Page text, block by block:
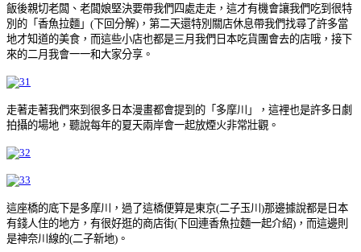
飯後親切老闆、老闆娘堅決要帶我們四處走走，這才有機會讓我們吃到很特
別的「香魚拉麵」(下回分解)，第二天還特別關店休息帶我們找尋了許多當
地才知道的美食，而這些小店也都是三月我們日本吃貨團會去的店哦，接下
來的二月我會一一和大家分享。
走著走著我們來到很多日本漫畫都會提到的「多摩川」，這裡也是許多日劇
拍攝的場地，聽說每年的夏天兩岸會一起放煙火非常壯觀。
這座橋的底下是多摩川，過了這橋便算是東京(二子玉川)那邊據說都是日本
有錢人住的地方，有很好逛的商店街(下回連香魚拉麵一起介紹)，而這邊則
是神奈川線的(二子新地)。